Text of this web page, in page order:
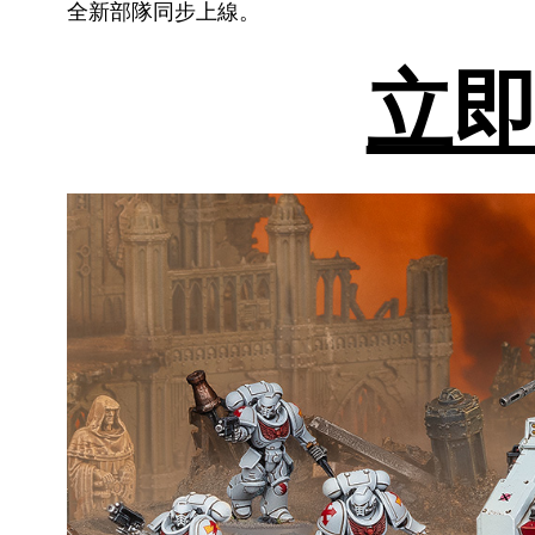
全新部隊同步上線。
立